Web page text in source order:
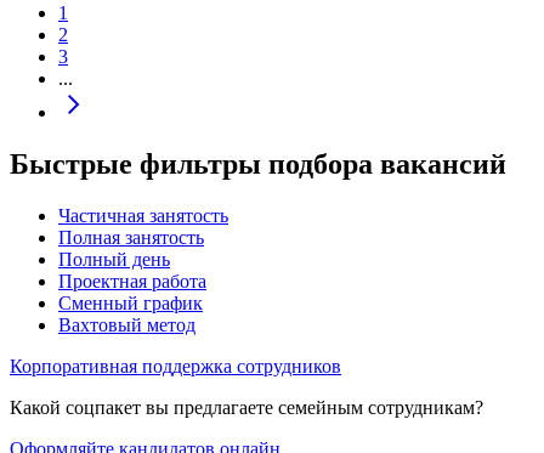
1
2
3
...
Быстрые фильтры подбора вакансий
Частичная занятость
Полная занятость
Полный день
Проектная работа
Сменный график
Вахтовый метод
Корпоративная поддержка сотрудников
Какой соцпакет вы предлагаете семейным сотрудникам?
Оформляйте кандидатов онлайн